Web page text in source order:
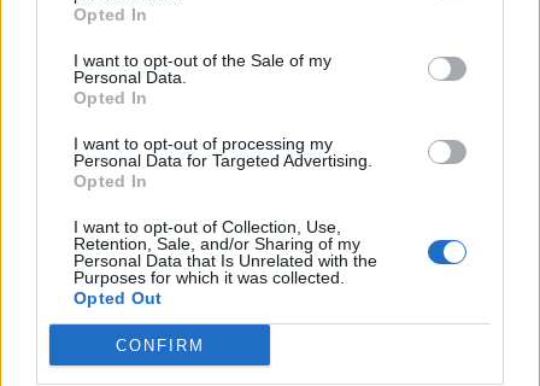
Opted In
I want to opt-out of the Sale of my
Personal Data.
Opted In
I want to opt-out of processing my
Personal Data for Targeted Advertising.
Opted In
I want to opt-out of Collection, Use,
Retention, Sale, and/or Sharing of my
Personal Data that Is Unrelated with the
Purposes for which it was collected.
Opted Out
CONFIRM
Спецслужбы в последний
момент предотвращают
спланированное Россией
покушение на
производителя дронов в
Европе